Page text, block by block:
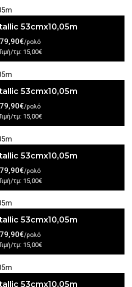
53cmx10,05m
79,90€/ρολό
τμ: 15,00€
53cmx10,05m
79,90€/ρολό
τμ: 15,00€
53cmx10,05m
79,90€/ρολό
τμ: 15,00€
53cmx10,05m
79,90€/ρολό
τμ: 15,00€
53cmx10,05m